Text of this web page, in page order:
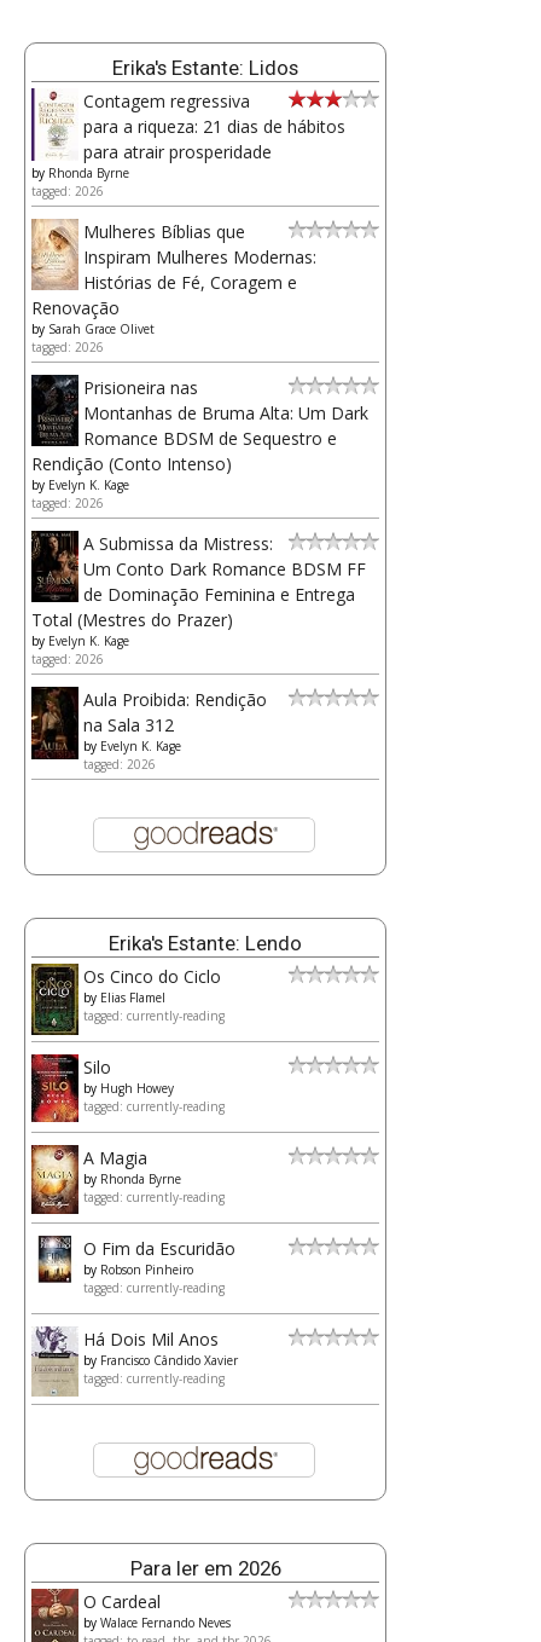
Erika's Estante: Lidos
Contagem regressiva
para a riqueza: 21 dias de hábitos
para atrair prosperidade
by Rhonda Byrne
tagged: 2026
Mulheres Bíblias que
Inspiram Mulheres Modernas:
Histórias de Fé, Coragem e
Renovação
by Sarah Grace Olivet
tagged: 2026
Prisioneira nas
Montanhas de Bruma Alta: Um Dark
Romance BDSM de Sequestro e
Rendição (Conto Intenso)
by Evelyn K. Kage
tagged: 2026
A Submissa da Mistress:
Um Conto Dark Romance BDSM FF
de Dominação Feminina e Entrega
Total (Mestres do Prazer)
by Evelyn K. Kage
tagged: 2026
Aula Proibida: Rendição
na Sala 312
by Evelyn K. Kage
tagged: 2026
Erika's Estante: Lendo
Os Cinco do Ciclo
by Elias Flamel
tagged: currently-reading
Silo
by Hugh Howey
tagged: currently-reading
A Magia
by Rhonda Byrne
tagged: currently-reading
O Fim da Escuridão
by Robson Pinheiro
tagged: currently-reading
Há Dois Mil Anos
by Francisco Cândido Xavier
tagged: currently-reading
Para ler em 2026
O Cardeal
by Walace Fernando Neves